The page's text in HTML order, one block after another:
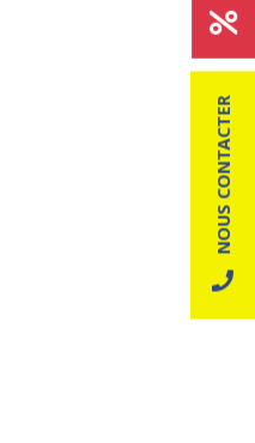
NOUS CONTACTER